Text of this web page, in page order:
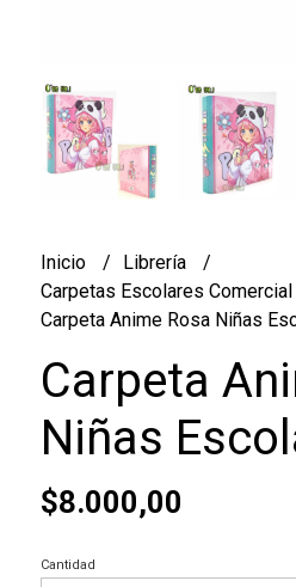
Inicio
Librería
Carpetas Escolares Comercial
Carpeta Anime Rosa Niñas
Carpeta
Niñas
$8.000,00
Cantidad